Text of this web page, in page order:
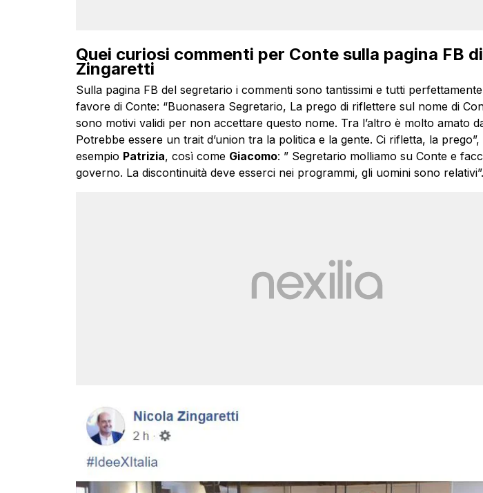
Quei curiosi commenti per Conte sulla pagina FB di
Zingaretti
Sulla pagina FB del segretario i commenti sono tantissimi e tutti
favore di Conte: “Buonasera Segretario, La prego di riflettere sul nome di
sono motivi validi per non accettare questo nome. Tra l’altro è molto amato
Potrebbe essere un trait d’union tra la politica e la gente. Ci rifletta, la
esempio Patrizia, così come Giacomo: ” Segretario molliamo su Conte e
governo. La discontinuità deve esserci nei programmi, gli uomini sono relativi”.